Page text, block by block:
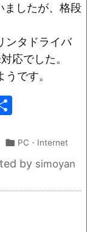
ましたが、格段
ンタドライバ
応でした。
です。
 PC・Internet
by simoyan